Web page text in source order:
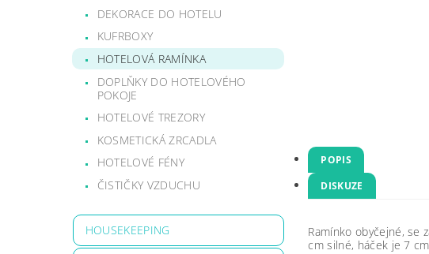
DEKORACE DO HOTELU
KUFRBOXY
HOTELOVÁ RAMÍNKA
DOPLŇKY DO HOTELOVÉHO
POKOJE
HOTELOVÉ TREZORY
KOSMETICKÁ ZRCADLA
HOTELOVÉ FÉNY
ČISTIČKY VZDUCHU
HOUSEKEEPING
POPIS
DISKUZE
Ramínko obyčejné, se
cm silné, háček je 7